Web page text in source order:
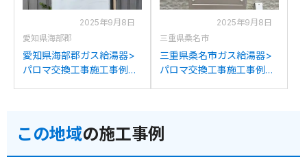
2025年9月8日
愛知県海部郡
愛知県海部郡ガス給湯器>
パロマ交換工事施工事例：
2025年9月8日
三重県桑名市
三重県桑名市ガス給湯器>
パロマ交換工事施工事例：
この地域の施工事例